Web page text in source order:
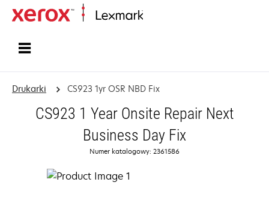
Drukarki CS923 1yr OSR NBD Fix
CS923 1 Year Onsite Repair Next
Business Day Fix
Numer katalogowy: 2361586